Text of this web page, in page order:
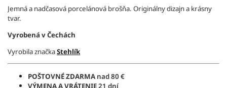
Jemná a nadčasová porcelánová brošňa. Originálny dizajn a krásny
tvar.
Vyrobená v Čechách
Vyrobila značkaStehlík
POŠTOVNÉ ZDARMA nad 80 €
VÝMENA A VRÁTENIE21 dní